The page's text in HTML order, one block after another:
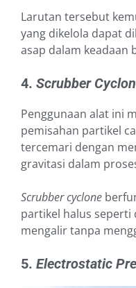
Larutan tersebut
yang dikelola dapat
asap dalam keadaan
4. Scrubber
Penggunaan alat ini
pemisahan partikel
tercemari dengan
gravitasi dalam
Scrubber cyclone
partikel halus seperti
mengalir tanpa
5. Electrostatic